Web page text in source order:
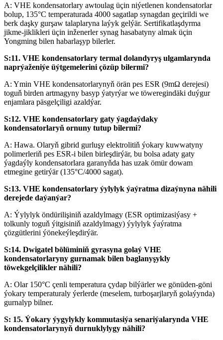
A: VHE kondensatorlary awtoulag üçin niýetlenen kondensatorlar
bolup, 135°C temperaturada 4000 sagatlap synagdan geçirildi we
berk daşky gurşaw talaplaryna laýyk gelýär. Sertifikatlaşdyrma
jikme-jiklikleri üçin inženerler synag hasabatyny almak üçin
Yongming bilen habarlaşyp bilerler.
S:11. VHE kondensatorlary termal dolandyryş ulgamlarynda
naprýaženiýe üýtgemelerini çözüp bilermi?
A: Ymin VHE kondensatorlarynyň örän pes ESR (9mΩ derejesi)
toguň birden artmagyny basyp ýatyrýar we töweregindäki duýgur
enjamlara päsgelçiligi azaldýar.
S:12. VHE kondensatorlary gaty ýagdaýdaky
kondensatorlaryň ornuny tutup bilermi?
A: Hawa. Olaryň gibrid gurluşy elektrolitiň ýokary kuwwatyny
polimerleriň pes ESR-i bilen birleşdirýär, bu bolsa adaty gaty
ýagdaýly kondensatorlara garanyňda has uzak ömür dowam
etmegine getirýär (135°C/4000 sagat).
S:13. VHE kondensatorlary ýylylyk ýaýratma dizaýnyna nähili
derejede daýanýar?
A: Ýylylyk öndürilişiniň azaldylmagy (ESR optimizasiýasy +
tolkunly toguň ýitgisiniň azaldylmagy) ýylylyk ýaýratma
çözgütlerini ýönekeýleşdirýär.
S:14. Dwigatel bölüminiň gyrasyna golaý VHE
kondensatorlaryny gurnamak bilen baglanyşykly
töwekgelçilikler nähili?
A: Olar 150°C çenli temperatura çydap bilýärler we gönüden-göni
ýokary temperaturaly ýerlerde (meselem, turboşarjlaryň golaýynda)
gurnalyp bilner.
S: 15. Ýokary ýygylykly kommutasiýa senariýalarynda VHE
kondensatorlarynyň durnuklylygy nähili?